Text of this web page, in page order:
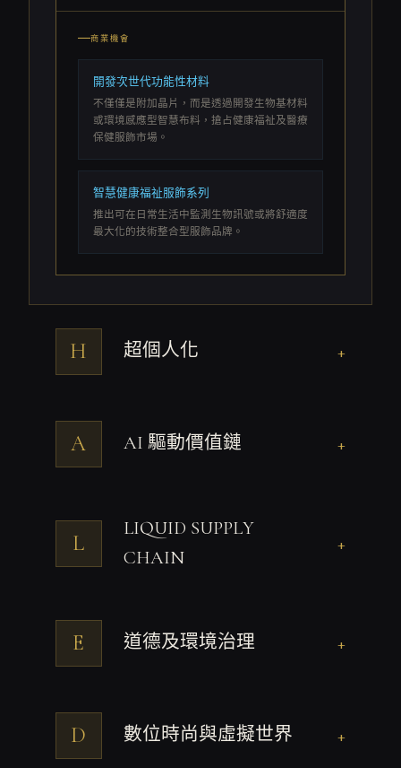
商業機會
開發次世代功能性材料
不僅僅是附加晶片，而是透過開發生物基材料
或環境感應型智慧布料，搶占健康福祉及醫療
保健服飾市場。
智慧健康福祉服飾系列
推出可在日常生活中監測生物訊號或將舒適度
最大化的技術整合型服飾品牌。
H 超個人化 +
A AI 驅動價值鏈 +
L
LIQUID SUPPLY
CHAIN
+
E 道德及環境治理 +
D 數位時尚與虛擬世界 +